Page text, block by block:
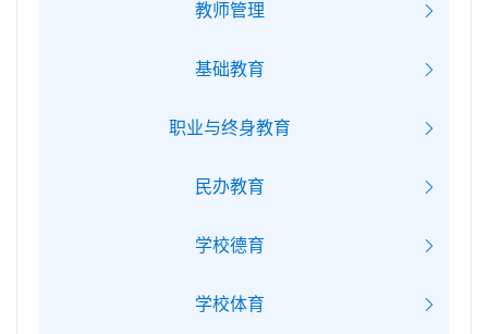
教师管理
基础教育
职业与终身教育
民办教育
学校德育
学校体育